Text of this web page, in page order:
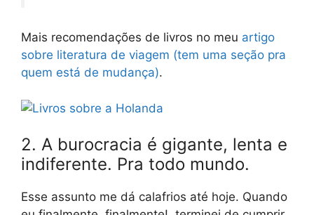
Mais recomendações de livros no meu artigo
sobre literatura de viagem (tem uma seção pra
quem está de mudança).
2. A burocracia é gigante, lenta e
indiferente. Pra todo mundo.
Esse assunto me dá calafrios até hoje. Quando